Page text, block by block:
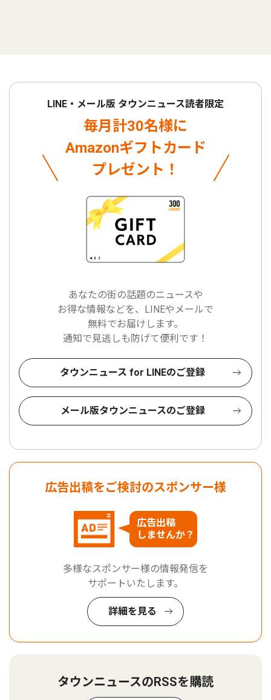
LINE・メール版 タウンニュース読者限定
毎月計30名様に
Amazonギフトカード
プレゼント！
あなたの街の話題のニュースや
お得な情報などを、LINEやメールで
無料でお届けします。
通知で見逃しも防げて便利です！
タウンニュース for LINEのご登録
メール版タウンニュースのご登録
広告出稿をご検討のスポンサー様
広告出稿
しませんか？
多様なスポンサー様の情報発信を
サポートいたします。
詳細を見る
タウンニュースのRSSを購読